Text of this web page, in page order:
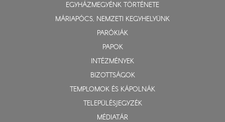
EGYHÁZMEGYÉNK TÖRTÉNETE
MÁRIAPÓCS, NEMZETI KEGYHELYÜNK
PARÓKIÁK
PAPOK
INTÉZMÉNYEK
BIZOTTSÁGOK
TEMPLOMOK ÉS KÁPOLNÁK
TELEPÜLÉSJEGYZÉK
MÉDIATÁR